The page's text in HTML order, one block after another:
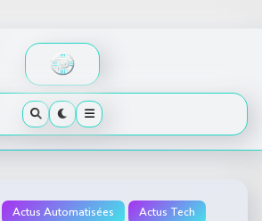
Actus Automatisées
Actus Tech